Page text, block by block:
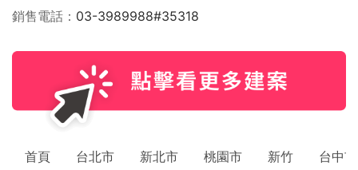
銷售電話
03-3989988#35318
首頁 台北市 新北市 桃園市 新竹 台中市